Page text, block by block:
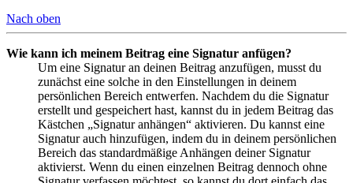
Nach oben
Wie kann ich meinem Beitrag eine Signatur anfügen?
Um eine Signatur an deinen Beitrag anzufügen, musst du
zunächst eine solche in den Einstellungen in deinem
persönlichen Bereich entwerfen. Nachdem du die Signatur
erstellt und gespeichert hast, kannst du in jedem Beitrag das
Kästchen „Signatur anhängen“ aktivieren. Du kannst eine
Signatur auch hinzufügen, indem du in deinem persönlichen
Bereich das standardmäßige Anhängen deiner Signatur
aktivierst. Wenn du einen einzelnen Beitrag dennoch ohne